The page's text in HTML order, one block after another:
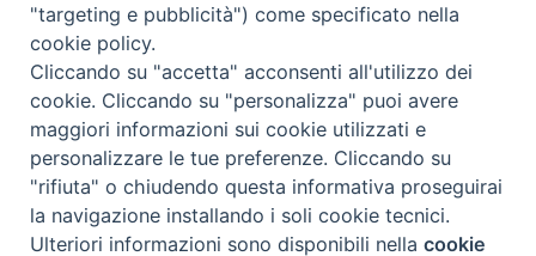
Il cordoglio dei Vescovi di Puglia per la morte di S.E.R. Mons. Agostino
Superbo
Nasce la Consulta Diocesana delle Aggregazioni Laicali di Castellaneta
Archivio comunicati stampa
"targeting e pubblicità") come specificato nella
cookie policy.
Cliccando su "accetta" acconsenti all'utilizzo dei
cookie. Cliccando su "personalizza" puoi avere
maggiori informazioni sui cookie utilizzati e
personalizzare le tue preferenze. Cliccando su
"rifiuta" o chiudendo questa informativa proseguirai
la navigazione installando i soli cookie tecnici.
Ulteriori informazioni sono disponibili nellacookie